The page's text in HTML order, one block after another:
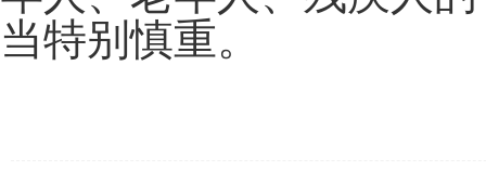
当特别慎重。